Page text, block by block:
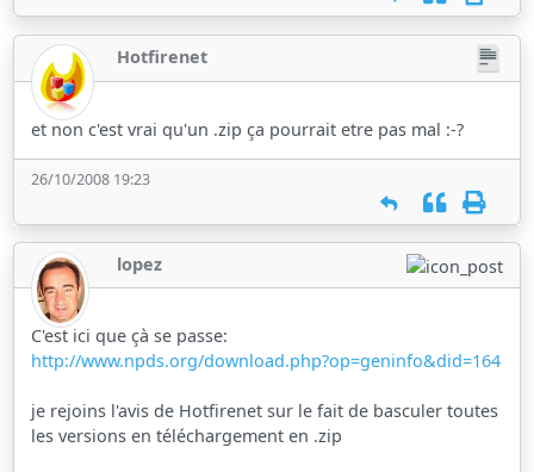
Hotfirenet
et non c'est vrai qu'un .zip ça pourrait etre pas mal :-?
26/10/2008 19:23
lopez
C'est ici que çà se passe:
http://www.npds.org/download.php?op=geninfo&did=164
je rejoins l'avis de Hotfirenet sur le fait de basculer toutes
les versions en téléchargement en .zip